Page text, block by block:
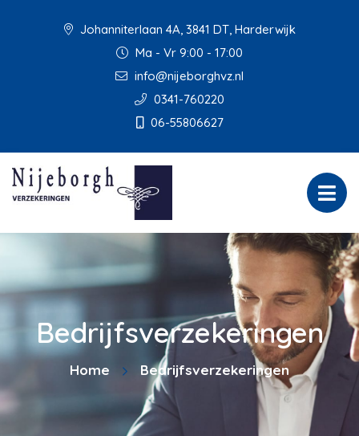
Johanniterlaan 4A, 3841 DT, Harderwijk
Ma - Vr 9:00 - 17:00
info@nijeborghvz.nl
0341-760220
06-55806627
Bedrijfsverzekeringen
Home Bedrijfsverzekeringen